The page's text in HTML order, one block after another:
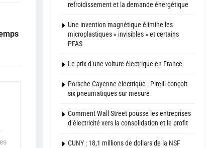
refroidissement et la demande énergétique
Une invention magnétique élimine les
microplastiques « invisibles » et certains
PFAS
Le prix d’une voiture électrique en France
Porsche Cayenne électrique : Pirelli conçoit
six pneumatiques sur mesure
Comment Wall Street pousse les entreprises
d’électricité vers la consolidation et le profit
CUNY : 18,1 millions de dollars de la NSF